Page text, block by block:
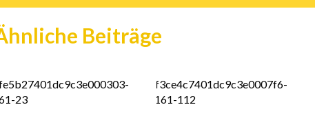
Beiträge